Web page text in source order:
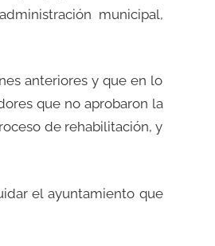
municipal,
anteriores y que en lo
que no aprobaron la
de rehabilitación, y
el ayuntamiento que